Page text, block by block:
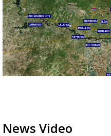
News Video